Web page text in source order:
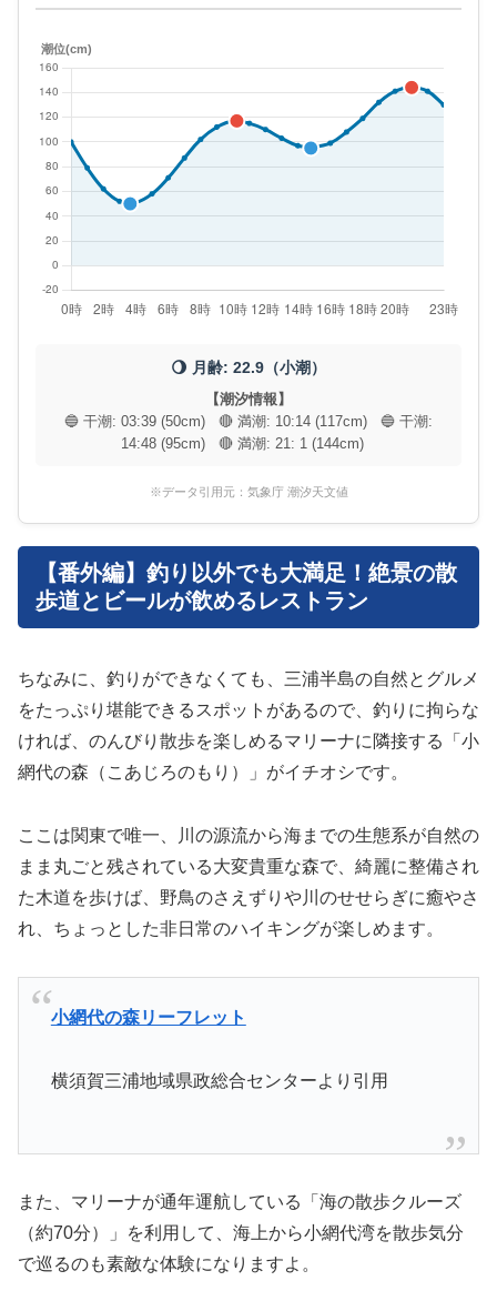
潮位(cm)
🌖 月齢: 22.9（小潮）
【潮汐情報】
🔵 干潮: 03:39 (50cm) 🔴 満潮: 10:14 (117cm) 🔵 干潮:
14:48 (95cm) 🔴 満潮: 21: 1 (144cm)
※データ引用元：気象庁 潮汐天文値
【番外編】釣り以外でも大満足！絶景の散
歩道とビールが飲めるレストラン
ちなみに、釣りができなくても、三浦半島の自然とグルメ
をたっぷり堪能できるスポットがあるので、釣りに拘らな
ければ、のんびり散歩を楽しめるマリーナに隣接する「小
網代の森（こあじろのもり）」がイチオシです。
ここは関東で唯一、川の源流から海までの生態系が自然の
まま丸ごと残されている大変貴重な森で、綺麗に整備され
た木道を歩けば、野鳥のさえずりや川のせせらぎに癒やさ
れ、ちょっとした非日常のハイキングが楽しめます。
小網代の森リーフレット
横須賀三浦地域県政総合センターより引用
また、マリーナが通年運航している「海の散歩クルーズ
（約70分）」を利用して、海上から小網代湾を散歩気分
で巡るのも素敵な体験になりますよ。